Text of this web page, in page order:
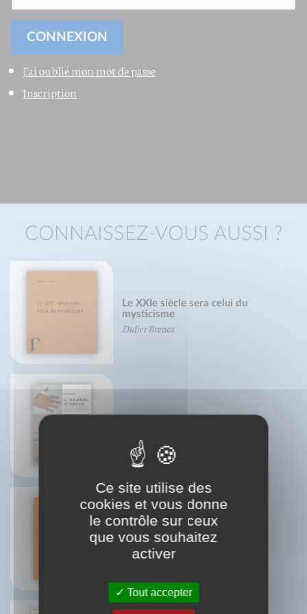
J'ai oublié mon mot de passe
Inscription
CONNAISSEZ-VOUS AUSSI ?
Le XXIe siècle sera celui du
mysticisme
Didier Brenot
Grand Traité des épices
Mireille Gayet
Ce site utilise des
cookies et vous donne
le contrôle sur ceux
que vous souhaitez
activer
Tout accepter